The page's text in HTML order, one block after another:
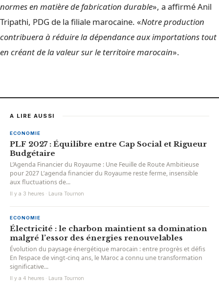
normes en matière de fabrication durable», a affirmé Anil
Tripathi, PDG de la filiale marocaine. «Notre production
contribuera à réduire la dépendance aux importations tout
en créant de la valeur sur le territoire marocain».
A LIRE AUSSI
ECONOMIE
PLF 2027 : Équilibre entre Cap Social et Rigueur
Budgétaire
L’Agenda Financier du Royaume : Une Feuille de Route Ambitieuse
pour 2027 L’agenda financier du Royaume reste ferme, insensible
aux fluctuations de...
Il y a 3 heures · Laura Tournon
ECONOMIE
Électricité : le charbon maintient sa domination
malgré l’essor des énergies renouvelables
Évolution du paysage énergétique marocain : entre progrès et défis
En l’espace de vingt-cinq ans, le Maroc a connu une transformation
significative...
Il y a 4 heures · Laura Tournon